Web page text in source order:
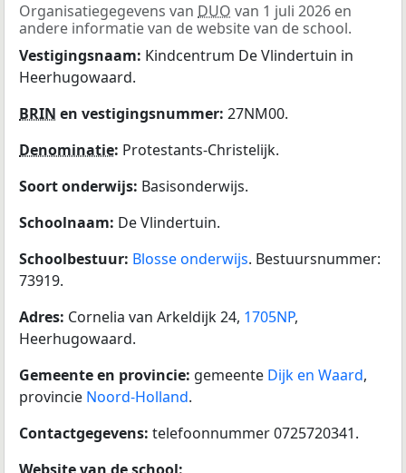
Organisatiegegevens van DUO van 1 juli 2026 en
andere informatie van de website van de school.
Vestigingsnaam: Kindcentrum De Vlindertuin in
Heerhugowaard.
BRIN en vestigingsnummer: 27NM00.
Denominatie: Protestants-Christelijk.
Soort onderwijs: Basisonderwijs.
Schoolnaam: De Vlindertuin.
Schoolbestuur: Blosse onderwijs. Bestuursnummer:
73919.
Adres: Cornelia van Arkeldijk 24, 1705NP,
Heerhugowaard.
Gemeente en provincie: gemeente Dijk en Waard,
provincie Noord-Holland.
Contactgegevens: telefoonnummer 0725720341.